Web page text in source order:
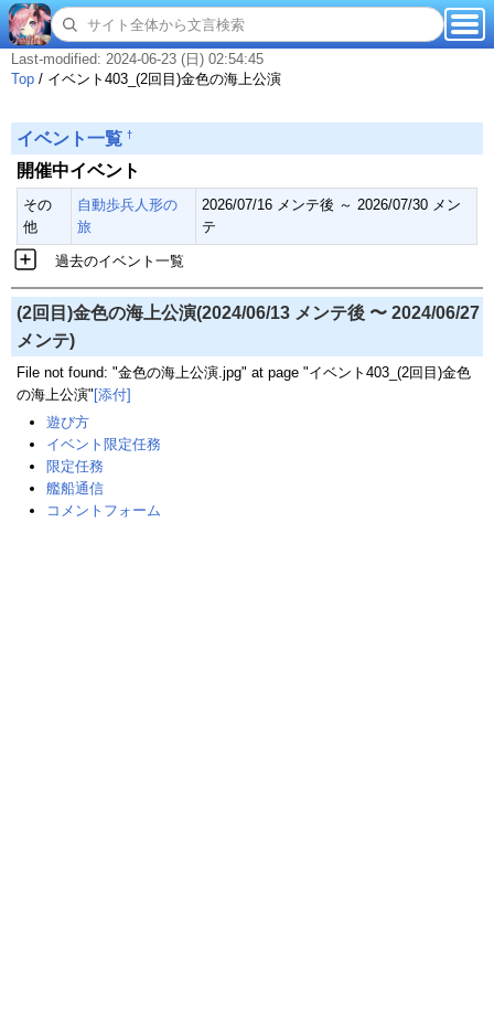
Last-modified: 2024-06-23 (日) 02:54:45
Top / イベント403_(2回目)金色の海上公演
イベント一覧 †
開催中イベント
その
他
自動歩兵人形の
旅
2026/07/16 メンテ後 ～ 2026/07/30 メン
テ
過去のイベント一覧
(2回目)金色の海上公演(2024/06/13 メンテ後 〜 2024/06/27
メンテ)
File not found: "金色の海上公演.jpg" at page "イベント403_(2回目)金色
の海上公演"[添付]
遊び方
イベント限定任務
限定任務
艦船通信
コメントフォーム